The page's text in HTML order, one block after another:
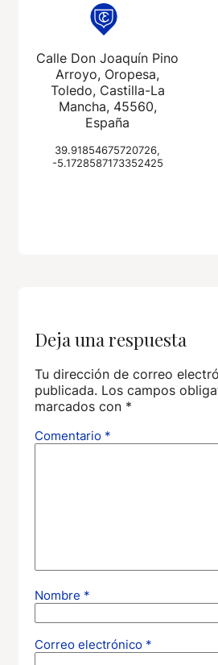
Calle Don Joaquín Pino
Arroyo, Oropesa,
Toledo, Castilla-La
Mancha, 45560,
España
39.91854675720726,
-5.1728587173352425
Deja una respuesta
Tu dirección de correo
publicada. Los campos
marcados con *
Comentario *
Nombre *
Correo electrónico *